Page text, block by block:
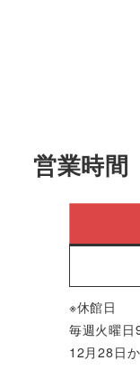
営業時間
※休館日
毎週火曜日
12月28日